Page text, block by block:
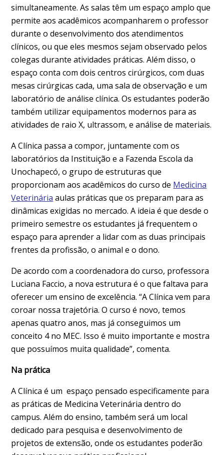
simultaneamente. As salas têm um espaço amplo que
permite aos acadêmicos acompanharem o professor
durante o desenvolvimento dos atendimentos
clínicos, ou que eles mesmos sejam observado pelos
colegas durante atividades práticas. Além disso, o
espaço conta com dois centros cirúrgicos, com duas
mesas cirúrgicas cada, uma sala de observação e um
laboratório de análise clínica. Os estudantes poderão
também utilizar equipamentos modernos para as
atividades de raio X, ultrassom, e análise de materiais.
A Clínica passa a compor, juntamente com os
laboratórios da Instituição e a Fazenda Escola da
Unochapecó, o grupo de estruturas que
proporcionam aos acadêmicos do curso de Medicina
Veterinária aulas práticas que os preparam para as
dinâmicas exigidas no mercado. A ideia é que desde o
primeiro semestre os estudantes já frequentem o
espaço para aprender a lidar com as duas principais
frentes da profissão, o animal e o dono.
De acordo com a coordenadora do curso, professora
Luciana Faccio, a nova estrutura é o que faltava para
oferecer um ensino de excelência. “A Clínica vem para
coroar nossa trajetória. O curso é novo, temos
apenas quatro anos, mas já conseguimos um
conceito 4 no MEC. Isso é muito importante e mostra
que possuímos muita qualidade”, comenta.
Na prática
A Clínica é um espaço pensado especificamente para
as práticas de Medicina Veterinária dentro do
campus. Além do ensino, também será um local
dedicado para pesquisa e desenvolvimento de
projetos de extensão, onde os estudantes poderão